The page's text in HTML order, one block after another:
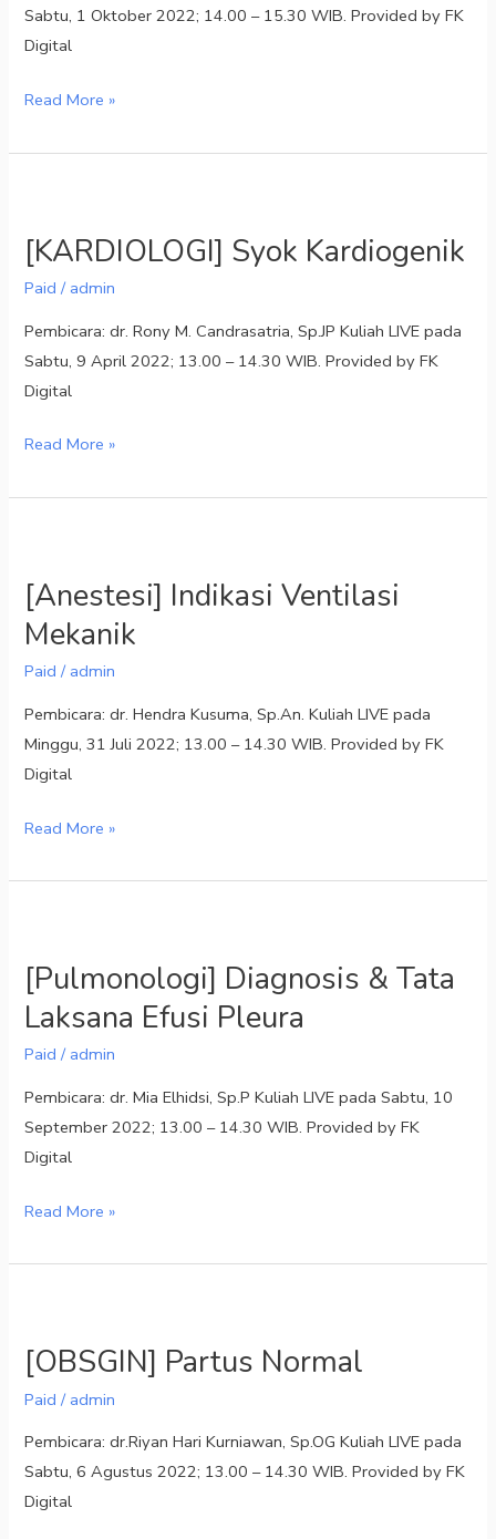
Sabtu, 1 Oktober 2022; 14.00 – 15.30 WIB. Provided by FK
Digital
Read More »
[KARDIOLOGI] Syok Kardiogenik
Paid / admin
Pembicara: dr. Rony M. Candrasatria, Sp.JP Kuliah LIVE pada
Sabtu, 9 April 2022; 13.00 – 14.30 WIB. Provided by FK
Digital
Kardiogenik
Read More »
[Anestesi] Indikasi Ventilasi
Mekanik
Paid / admin
Pembicara: dr. Hendra Kusuma, Sp.An. Kuliah LIVE pada
Minggu, 31 Juli 2022; 13.00 – 14.30 WIB. Provided by FK
Digital
Ventilasi
Mekanik
Read More »
[Pulmonologi] Diagnosis & Tata
Laksana Efusi Pleura
Paid / admin
Pembicara: dr. Mia Elhidsi, Sp.P Kuliah LIVE pada Sabtu, 10
September 2022; 13.00 – 14.30 WIB. Provided by FK
Digital
Tata
Pleura
Read More »
[OBSGIN] Partus Normal
Paid / admin
Pembicara: dr.Riyan Hari Kurniawan, Sp.OG Kuliah LIVE pada
Sabtu, 6 Agustus 2022; 13.00 – 14.30 WIB. Provided by FK
Digital
Normal